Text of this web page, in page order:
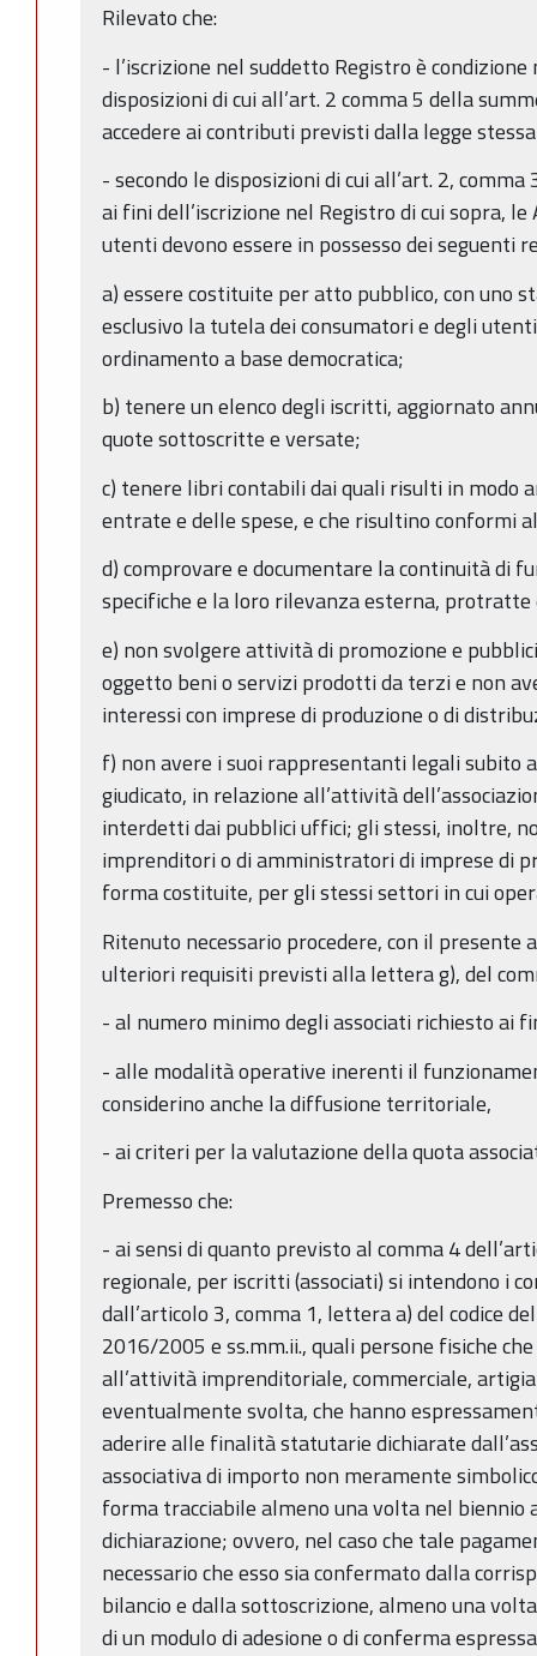
Rilevato che:
- l’iscrizione nel suddetto Registro è condizione
disposizioni di cui all’art. 2 comma 5 della
accedere ai contributi previsti dalla legge
- secondo le disposizioni di cui all’art. 2,
ai fini dell’iscrizione nel Registro di cui sopra,
utenti devono essere in possesso dei seguenti
a) essere costituite per atto pubblico, con uno
esclusivo la tutela dei consumatori e degli
ordinamento a base democratica;
b) tenere un elenco degli iscritti, aggiornato
quote sottoscritte e versate;
c) tenere libri contabili dai quali risulti in modo
entrate e delle spese, e che risultino conformi
d) comprovare e documentare la continuità di
specifiche e la loro rilevanza esterna,
e) non svolgere attività di promozione e
oggetto beni o servizi prodotti da terzi e non
interessi con imprese di produzione o di
f) non avere i suoi rappresentanti legali subito
giudicato, in relazione all’attività
interdetti dai pubblici uffici; gli stessi, inoltre,
imprenditori o di amministratori di imprese di
forma costituite, per gli stessi settori in cui
Ritenuto necessario procedere, con il
ulteriori requisiti previsti alla lettera g), del
- al numero minimo degli associati richiesto ai
- alle modalità operative inerenti il
considerino anche la diffusione territoriale,
- ai criteri per la valutazione della quota
Premesso che:
- ai sensi di quanto previsto al comma 4
regionale, per iscritti (associati) si intendono i
dall’articolo 3, comma 1, lettera a) del codice
2016/2005 e ss.mm.ii., quali persone fisiche
all’attività imprenditoriale, commerciale,
eventualmente svolta, che hanno
aderire alle finalità statutarie dichiarate
associativa di importo non meramente
forma tracciabile almeno una volta nel
dichiarazione; ovvero, nel caso che tale
necessario che esso sia confermato dalla
bilancio e dalla sottoscrizione, almeno una
di un modulo di adesione o di conferma